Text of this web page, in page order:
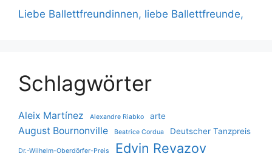
Liebe Ballettfreundinnen, liebe Ballettfreunde,
Schlagwörter
Aleix Martínez Alexandre Riabko arte
August Bournonville Beatrice Cordua Deutscher Tanzpreis
Dr.-Wilhelm-Oberdörfer-Preis Edvin Revazov